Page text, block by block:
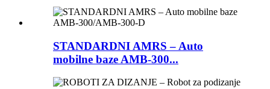
STANDARDNI AMRS – Auto
mobilne baze AMB-300...